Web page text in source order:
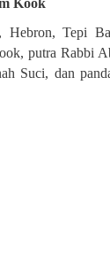
Kook
Hebron, Tepi
putra Rabbi
Suci, dan